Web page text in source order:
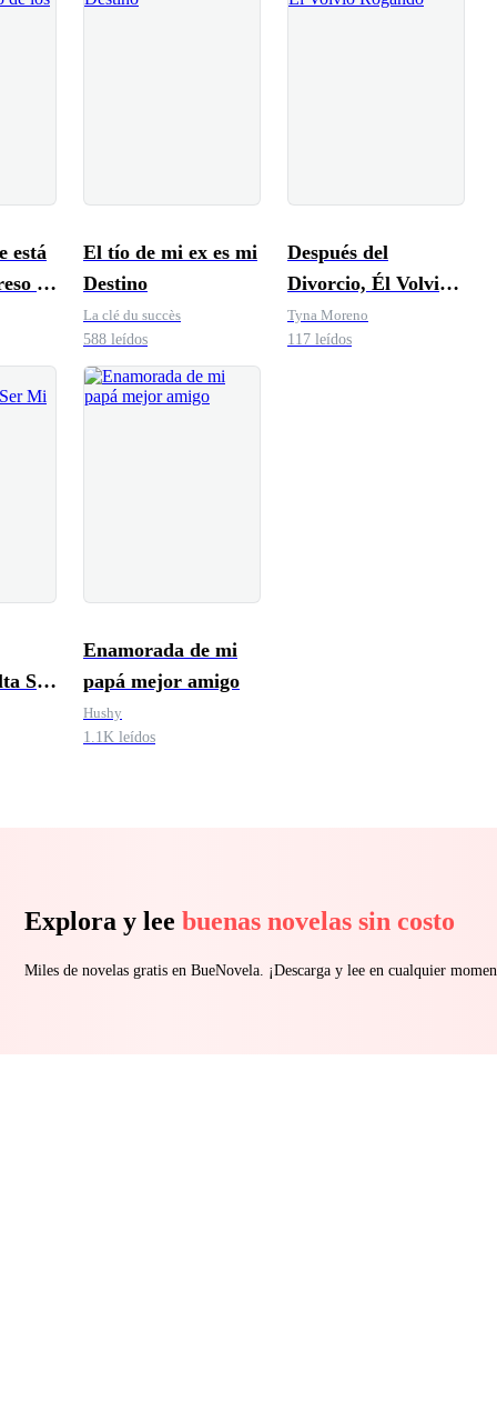
está
de
El tío de mi ex es mi
Destino
La clé du succès
588 leídos
Después del
Divorcio, Él Volvió
Rogando
Tyna Moreno
117 leídos
Ser
Enamorada de mi
papá mejor amigo
Hushy
1.1K leídos
Explora y lee buenas novelas sin costo
Miles de novelas gratis en BueNovela. ¡Descarga y lee en cualquier